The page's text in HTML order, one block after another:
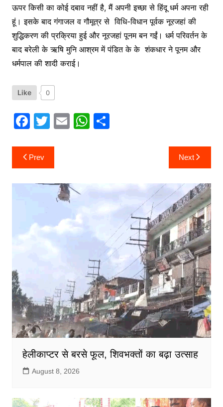
ऊपर किसी का कोई दबाव नहीं है, मैं अपनी इच्छा से हिंदू धर्म अपना रही
हूं। इसके बाद गंगाजल व गौमूत्र से विधि-विधान पूर्वक नूरजहां की
शुद्धिकरण की प्रक्रिया हुई और नूरजहां पूनम बन गईं। धर्म परिवर्तन के
बाद बरेली के ऋषि मुनि आश्रम में पंडित के के शंकधार ने पूनम और
धर्मपाल की शादी कराई।
Like 0
F
c
e
b
k
T
itt
er
E W
A
p
S
PostPrev Next
हेलीकाप्टर से बरसे फूल, शिवभक्तों का बढ़ा उत्साह
August 8, 2026